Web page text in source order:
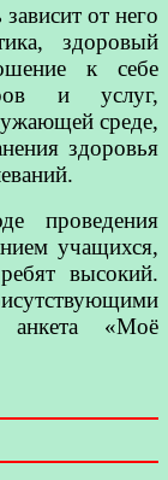
от него
здоровый
к себе
и услуг,
среде,
здоровья
проведения
учащихся,
высокий.
анкета «Моё